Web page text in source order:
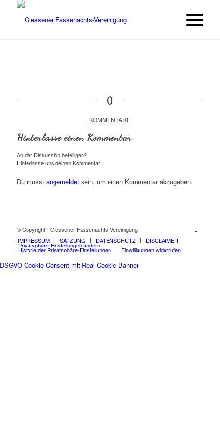
0
KOMMENTARE
Hinterlasse einen Kommentar
An der Diskussion beteiligen?
Hinterlasse uns deinen Kommentar!
Du musst angemeldetsein, um einen Kommentar abzugeben.
© Copyright - Giessener Fassenachts-Vereinigung
IMPRESSUM
SATZUNG DATENSCHUTZ DISCLAIMER
Privatsphäre-Einstellungen ändern
Historie der Privatsphäre-Einstellungen Einwilligungen widerrufen
DSGVO Cookie Consent mit Real Cookie Banner